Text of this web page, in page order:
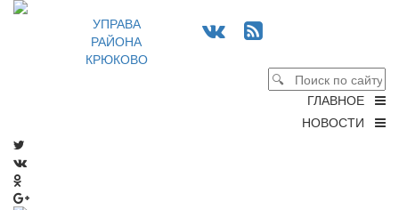
УПРАВА
РАЙОНА
КРЮКОВО
ГЛАВНОЕ
НОВОСТИ